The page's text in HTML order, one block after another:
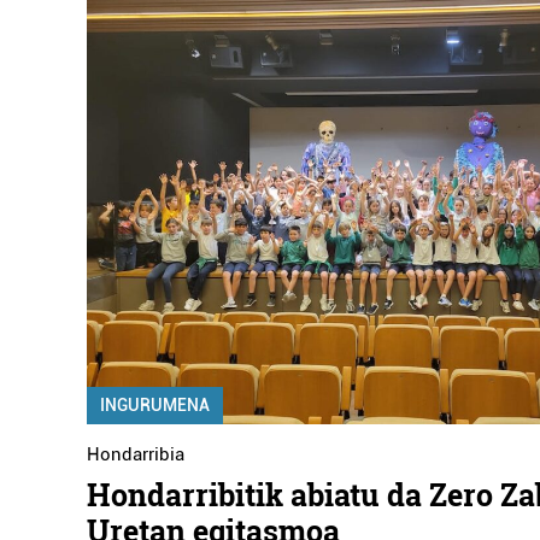
INGURUMENA
Hondarribia
Hondarribitik abiatu da Zero
Uretan egitasmoa